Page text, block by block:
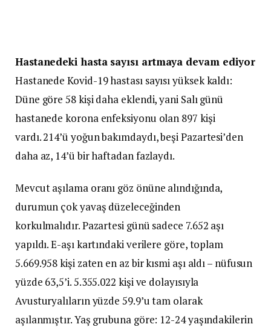
Hastanedeki hasta sayısı artmaya devam ediyor
Hastanede Kovid-19 hastası sayısı yüksek kaldı:
Düne göre 58 kişi daha eklendi, yani Salı günü
hastanede korona enfeksiyonu olan 897 kişi
vardı. 214’ü yoğun bakımdaydı, beşi Pazartesi’den
daha az, 14’ü bir haftadan fazlaydı.
Mevcut aşılama oranı göz önüne alındığında,
durumun çok yavaş düzeleceğinden
korkulmalıdır. Pazartesi günü sadece 7.652 aşı
yapıldı. E-aşı kartındaki verilere göre, toplam
5.669.958 kişi zaten en az bir kısmi aşı aldı – nüfusun
yüzde 63,5’i. 5.355.022 kişi ve dolayısıyla
Avusturyalıların yüzde 59.9’u tam olarak
aşılanmıştır. Yaş grubuna göre: 12-24 yaşındakilerin